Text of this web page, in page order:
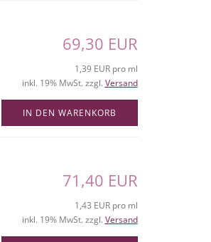
69,30 EUR
1,39 EUR pro ml
inkl. 19% MwSt. zzgl. Versand
IN DEN WARENKORB
71,40 EUR
1,43 EUR pro ml
inkl. 19% MwSt. zzgl. Versand